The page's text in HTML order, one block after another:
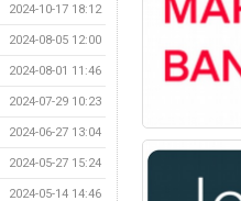
2024-10-17 18:12
2024-08-05 12:00
2024-08-01 11:46
2024-07-29 10:23
2024-06-27 13:04
2024-05-27 15:24
2024-05-14 14:46